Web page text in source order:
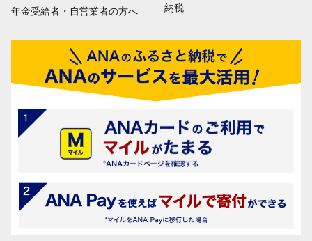
年金受給者・自営業者の方へ
納税